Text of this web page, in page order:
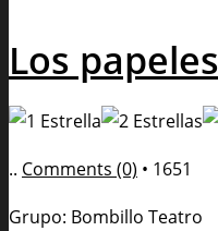
Los
.. Comments (0) • 1651
Grupo: Bombillo Teatro